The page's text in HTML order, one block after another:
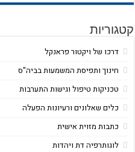
קטגוריות
דרכו של ויקטור פראנקל
חינוך ותפיסת המשמעות בביה"ס
טכניקות טיפול וגישות התערבות
כלים שאלונים ורעיונות הפעלה
כתבות מזוית אישית
לוגותרפיה דת ויהדות